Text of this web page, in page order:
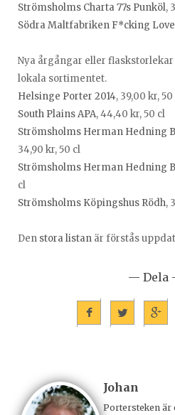
Strömsholms Charta 77s Punköl,
Södra Maltfabriken F*cking
Nya årgångar eller
lokala sortimentet.
Helsinge Porter 2014, 39,00 kr,
South Plains APA, 44,40 kr, 50 cl
Strömsholms Herman Hedning
34,90 kr, 50 cl
Strömsholms Herman Hedning
cl
Strömsholms Köpingshus Rödh,
Den stora listan är förstås
— Dela
Johan
Portersteken är